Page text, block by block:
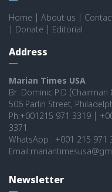
Home About us
Donate Editorial
Address
Marian Times USA
Br. Dominic P.D
506 Parlin Street,
Ph:+001215 971 3319 |
3371
WhatsApp : +001 215 971
Newsletter